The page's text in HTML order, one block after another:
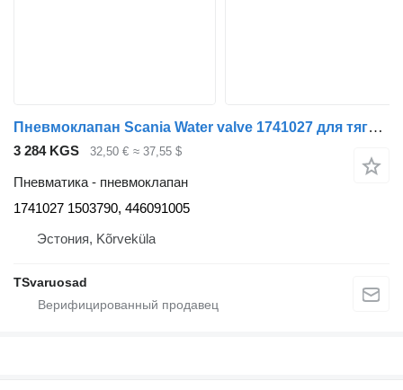
Пневмоклапан Scania Water valve 1741027 для тягача Scania P380
3 284 KGS 32,50 € ≈ 37,55 $
Пневматика - пневмоклапан
1741027 1503790, 446091005
Эстония, Kõrveküla
TSvaruosad